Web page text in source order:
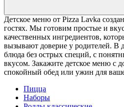
Детское меню от Pizza Lavka
гостях. Мы готовим простые и
качественных ингредиентов,
вызывают доверие у родителей. В
блюда без острых специй, с
вкусом. Закажите детское меню с
спокойный обед или ужин для
Пицца
Наборы